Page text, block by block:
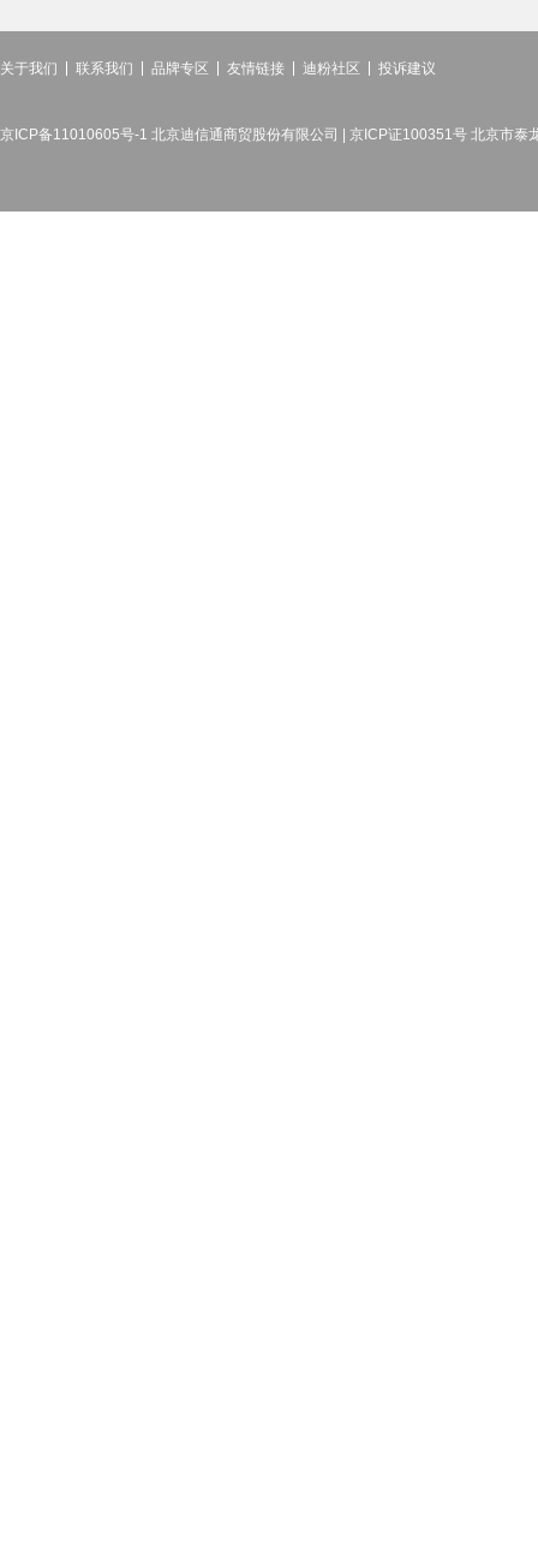
关于我们 联系我们 品牌专区 友情链接 迪粉社区 投诉建议
京ICP备11010605号-1 北京迪信通商贸股份有限公司 | 京ICP证100351号 北京市泰